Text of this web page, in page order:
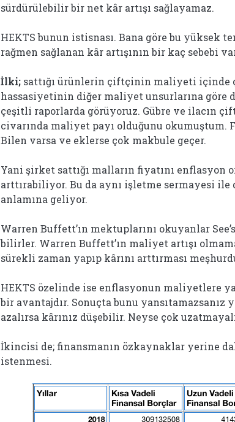
sürdürülebilir bir net kâr artışı sağlayamaz.
HEKTS bunun istisnası. Bana göre bu yüksek
rağmen sağlanan kâr artışının bir kaç sebebi
İlki; sattığı ürünlerin çiftçinin maliyeti içinde
hassasiyetinin diğer maliyet unsurlarına göre
çeşitli raporlarda görüyoruz. Gübre ve ilacın
civarında maliyet payı olduğunu okumuştum.
Bilen varsa ve eklerse çok makbule geçer.
Yani şirket sattığı malların fiyatını enflasyon
arttırabiliyor. Bu da aynı işletme sermayesi ile
anlamına geliyor.
Warren Buffett’ın mektuplarını okuyanlar
bilirler. Warren Buffett’ın maliyet artışı
sürekli zaman yapıp kârını arttırması
HEKTS özelinde ise enflasyonun maliyetlere
bir avantajdır. Sonuçta bunu yansıtamazsanız
azalırsa kârınız düşebilir. Neyse çok
İkincisi de; finansmanın özkaynaklar yerine
istenmesi.